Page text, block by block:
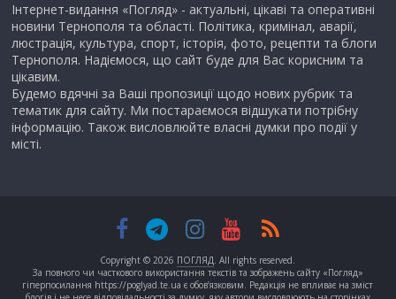
Інтернет-видання «Погляд» - актуальні, цікаві та оперативні
новини Тернополя та області. Політика, кримінал, аварії,
люстрація, культура, спорт, історія, фото, рецепти та блоги
Тернополя. Надіємося, що сайт буде для Вас корисним та
цікавим.
Будемо вдячні за Ваші пропозиції щодо нових рубрик та
тематик для сайту. Ми постараємося відшукати потрібну
інформацію. Також висловлюйте власні думки про події у
місті.
Copyright © 2026 ПОГЛЯД. All rights reserved.
За повного чи часткового використання текстів та зображень сайту «Погляд»
гіперпосилання https://poglyad.te.ua є обов’язковим. Редакція не впливає на зміст